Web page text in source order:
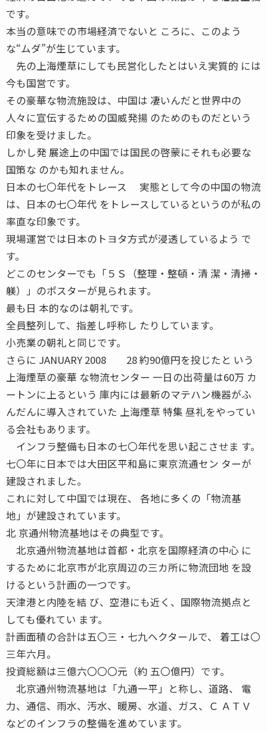
です。
本当の意味での市場経済でないと ころに、このよう
な“ムダ”が生じています。
先の上海煙草にしても民営化したとはいえ実質的 には
今も国営です。
その豪華な物流施設は、中国は 凄いんだと世界中の
人々に宣伝するための国威発揚 のためのものだという
印象を受けました。
しかし発 展途上の中国では国民の啓蒙にそれも必要な
国策な のかも知れません。
日本の七〇年代をトレース 実態として今の中国の物流
は、日本の七〇年代 をトレースしているというのが私の
率直な印象です。
現場運営では日本のトヨタ方式が浸透しているよう で
す。
どこのセンターでも「５Ｓ（整理・整頓・清 潔・清掃・
躾）」のポスターが見られます。
最も日 本的なのは朝礼です。
全員整列して、指差し呼称し たりしています。
小売業の朝礼と同じです。
さらに JANUARY 2008 28 約90億円を投じたと いう
上海煙草の豪華 な物流センター 一日の出荷量は60万 カ
ートンに上るという 庫内には最新のマテハン機器がふ
んだんに導入されていた 上海煙草 特集 昼礼をやってい
る会社もあります。
インフラ整備も日本の七〇年代を思い起こさせま す。
七〇年に日本では大田区平和島に東京流通セン ターが
建設されました。
これに対して中国では現在、 各地に多くの「物流基
地」が建設されています。
北 京通州物流基地はその典型です。
北京通州物流基地は首都・北京を国際経済の中心 に
するために北京市が北京周辺の三カ所に物流団地 を設
けるという計画の一つです。
天津港と内陸を結 び、空港にも近く、国際物流拠点と
しても優れてい ます。
計画面積の合計は五〇三・七九ヘクタールで、 着工は〇
三年六月。
投資総額は三億六〇〇〇元（約 五〇億円）です。
北京通州物流基地は「九通一平」と称し、道路、 電
力、通信、雨水、汚水、暖房、水道、ガス、Ｃ ＡＴＶ
などのインフラの整備を進めています。